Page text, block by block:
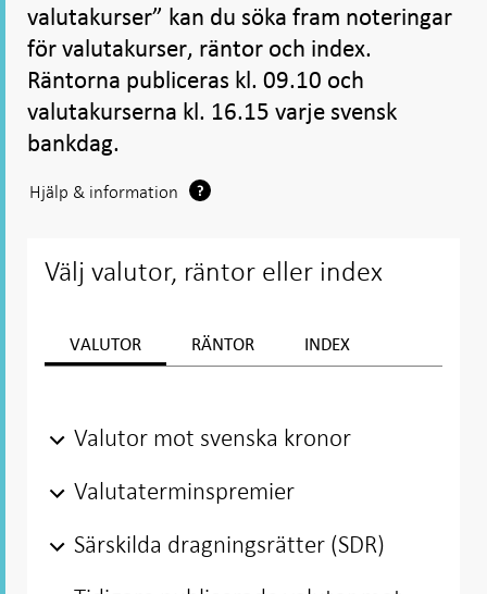
valutakurser” kan du söka fram noteringar
för valutakurser, räntor och index.
Räntorna publiceras kl. 09.10 och
valutakurserna kl. 16.15 varje svensk
bankdag.
Hjälp & information
Ikon
Välj valutor, räntor eller index
VALUTOR RÄNTOR INDEX
Valutor mot svenska kronor
Valutaterminspremier
Särskilda dragningsrätter (SDR)